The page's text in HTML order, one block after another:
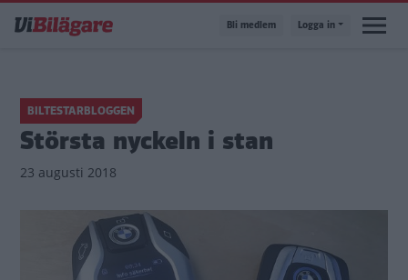
till
Bli medlem Logga in
BILTESTARBLOGGEN
Största nyckeln i stan
23 augusti 2018